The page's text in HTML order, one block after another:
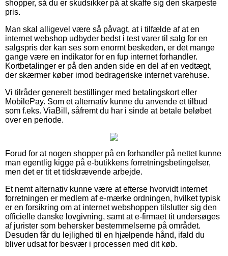
shopper, så du er skudsikker på at skaffe sig den skarpeste
pris.
Man skal alligevel være så påvagt, at i tilfælde af at en
internet webshop udbyder bedst i test varer til salg for en
salgspris der kan ses som enormt beskeden, er det mange
gange være en indikator for en fup internet forhandler.
Kortbetalinger er på den anden side en del af en vedtægt,
der skærmer køber imod bedrageriske internet varehuse.
Vi tilråder generelt bestillinger med betalingskort eller
MobilePay. Som et alternativ kunne du anvende et tilbud
som f.eks. ViaBill, såfremt du har i sinde at betale beløbet
over en periode.
Forud for at nogen shopper på en forhandler på nettet kunne
man egentlig kigge på e-butikkens forretningsbetingelser,
men det er tit et tidskrævende arbejde.
Et nemt alternativ kunne være at efterse hvorvidt internet
forretningen er medlem af e-mærke ordningen, hvilket typisk
er en forsikring om at internet webshoppen tilslutter sig den
officielle danske lovgivning, samt at e-firmaet tit undersøges
af jurister som behersker bestemmelserne på området.
Desuden får du lejlighed til en hjælpende hånd, ifald du
bliver udsat for besvær i processen med dit køb.